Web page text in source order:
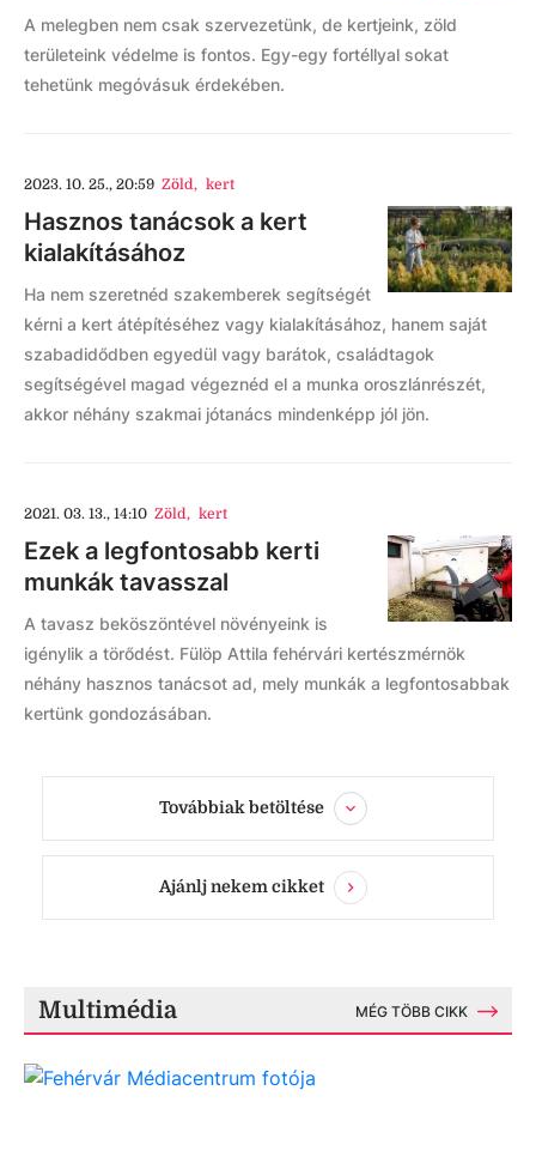
A melegben nem csak szervezetünk, de kertjeink, zöld
területeink védelme is fontos. Egy-egy fortéllyal sokat
tehetünk megóvásuk érdekében.
2023. 10. 25., 20:59 Zöld, kert
Hasznos tanácsok a kert
kialakításához
Ha nem szeretnéd szakemberek segítségét
kérni a kert átépítéséhez vagy kialakításához, hanem saját
szabadidődben egyedül vagy barátok, családtagok
segítségével magad végeznéd el a munka oroszlánrészét,
akkor néhány szakmai jótanács mindenképp jól jön.
2021. 03. 13., 14:10 Zöld, kert
Ezek a legfontosabb kerti
munkák tavasszal
A tavasz beköszöntével növényeink is
igénylik a törődést. Fülöp Attila fehérvári kertészmérnök
néhány hasznos tanácsot ad, mely munkák a legfontosabbak
kertünk gondozásában.
Továbbiak betöltése
Ajánlj nekem cikket
Multimédia MÉG TÖBB CIKK